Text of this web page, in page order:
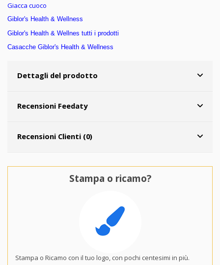
Giacca cuoco
Giblor's Health & Wellness
Giblor's Health & Wellnes tutti i prodotti
Casacche Giblor's Health & Wellness
Dettagli del prodotto
Recensioni Feedaty
Recensioni Clienti (0)
Stampa o ricamo?
Stampa o Ricamo con il tuo logo, con pochi centesimi in più.